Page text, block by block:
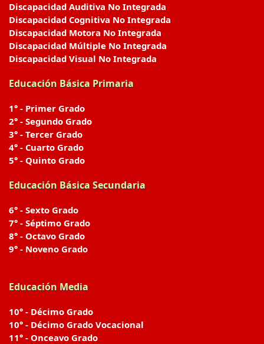
Discapacidad Auditiva No Integrada
Discapacidad Cognitiva No Integrada
Discapacidad Motora No Integrada
Discapacidad Múltiple No Integrada
Discapacidad Visual No Integrada
Educación Básica Primaria
1° - Primer Grado
2° - Segundo Grado
3° - Tercer Grado
4° - Cuarto Grado
5° - Quinto Grado
Educación Básica Secundaria
6° - Sexto Grado
7° - Séptimo Grado
8° - Octavo Grado
9° - Noveno Grado
Educación Media
10° - Décimo Grado
10° - Décimo Grado Vocacional
11° - Onceavo Grado